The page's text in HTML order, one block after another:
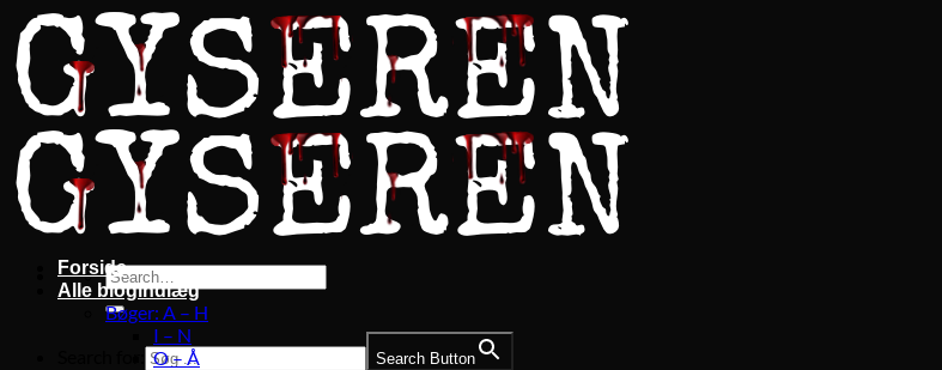
Fortsæt
til
indhold
Search Button
Forside
Alle blogindlæg
Bøger: A – H
I – N
O – Å